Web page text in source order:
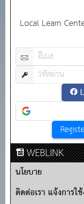
Local Learn
WEBLINK
นโยบาย
ติดต่อเรา แจ้งการใ